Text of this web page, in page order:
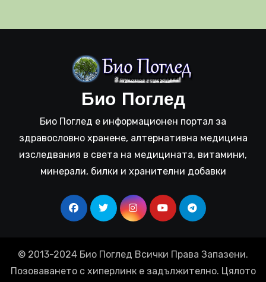
Био Поглед
Био Поглед е информационен портал за
здравословно хранене, алтернативна медицина
изследвания в света на медицината, витамини,
минерали, билки и хранителни добавки
© 2013-2024 Био Поглед Всички Права Запазени.
Позоваването с хиперлинк е задължително. Цялото